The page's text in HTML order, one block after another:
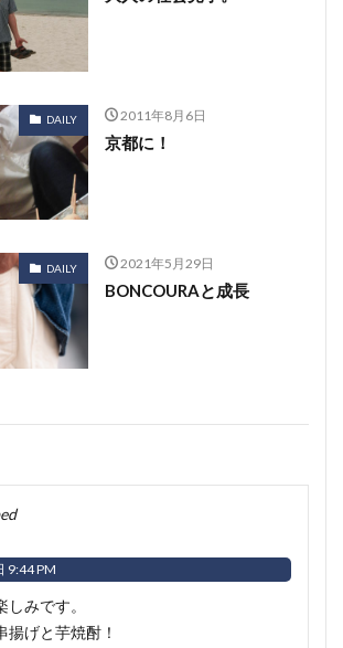
DAILY 2011年8月6日
京都に！
DAILY 2021年5月29日
BONCOURAと成長
9:44 PM
みです。
揚げと芋焼酎！